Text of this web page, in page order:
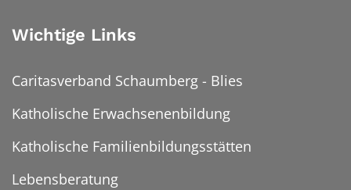
Wichtige Links
Caritasverband Schaumberg - Blies
Katholische Erwachsenenbildung
Katholische Familienbildungsstätten
Lebensberatung